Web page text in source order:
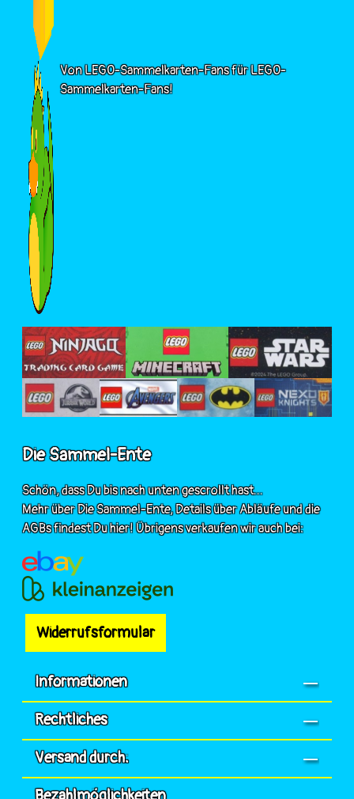
Von LEGO-Sammelkarten-Fans für LEGO-
Sammelkarten-Fans!
Die Sammel-Ente
Schön, dass Du bis nach unten gescrollt hast...
Mehr über Die Sammel-Ente, Details über Abläufe und die
AGBs findest Du hier! Übrigens verkaufen wir auch bei:
Widerrufsformular
Informationen
Rechtliches
Versand durch: